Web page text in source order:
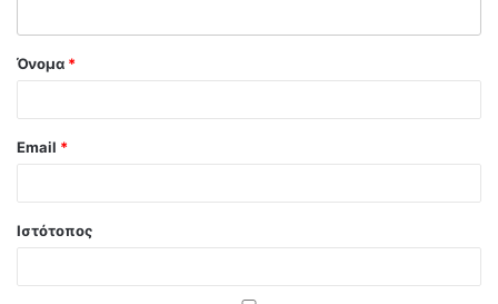
Όνομα *
Email *
Ιστότοπος